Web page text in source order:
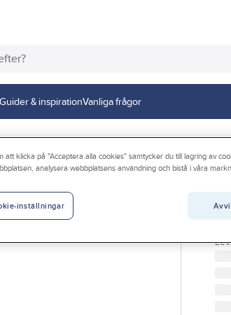
Guider & inspirationVanliga frågor
och transportlådor
att klicka på "Acceptera alla cookies" samtycker du till lagring av
analysera webbplatsens användning och bistå i våra
inställningar